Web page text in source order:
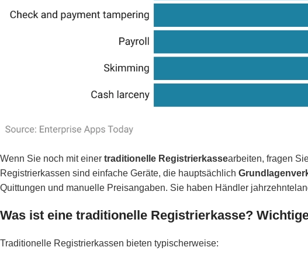
Wenn Sie noch mit einer traditionelle Registrierkassearbeiten, fragen
Registrierkassen sind einfache Geräte, die hauptsächlich
Quittungen und manuelle Preisangaben. Sie haben Händler
Was ist eine traditionelle Registrierkasse?
Traditionelle Registrierkassen bieten typischerweise: